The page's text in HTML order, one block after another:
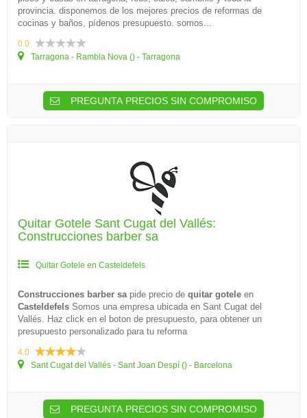
provincia. disponemos de los mejores precios de reformas de
cocinas y baños, pídenos presupuesto. somos...
0.0
Tarragona - Rambla Nova () - Tarragona
PREGUNTA PRECIOS SIN COMPROMISO
Quitar Gotele Sant Cugat del Vallés:
Construcciones barber sa
Quitar Gotele en Casteldefels
Construcciones barber sapide precio de quitar gotele en
Casteldefels Somos una empresa ubicada en Sant Cugat del
Vallés. Haz click en el boton de presupuesto, para obtener un
presupuesto personalizado para tu reforma
4.0
Sant Cugat del Vallés - Sant Joan Despí () - Barcelona
PREGUNTA PRECIOS SIN COMPROMISO